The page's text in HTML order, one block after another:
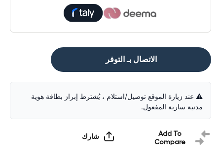
الاتصال بـ التوفر
⚠️ عند زيارة الموقع توصيل/استلام ، يُشترط إبراز بطاقة هوية
مدنية سارية المفعول.
Add To
Compare
شارك